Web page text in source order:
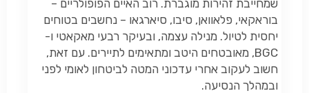
שמחייבת זהירות מוגברת. רוב האיים הפופולריים –
בוראקאי, פלאוואן, סיבו, סיארגאו – נחשבים בטוחים
יחסית לטיול. מנילה עצמה, ובעיקר רבעי מאקאטי ו-
BGC, מאובטחים היטב ומתאימים לתיירים. עם זאת,
חשוב לעקוב אחרי עדכוני המטה לביטחון לאומי לפני
ובמהלך הנסיעה.